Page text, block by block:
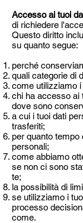
Accesso ai tuoi
di richiedere
Questo diritto
su quanto segue:
perché
quali categorie di
come utilizziamo
chi ha accesso ai
dove sono
a cui i tuoi dati
trasferiti;
per quanto tempo
personali;
come abbiamo
se non ci sono
te;
la possibilità di
se utilizziamo i
processo
come.